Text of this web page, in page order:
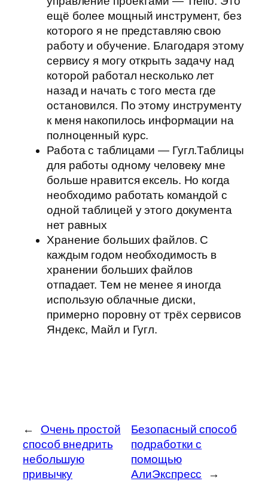
ещё более мощный инструмент, без
которого я не представляю свою
работу и обучение. Благодаря этому
сервису я могу открыть задачу над
которой работал несколько лет
назад и начать с того места где
остановился. По этому инструменту
к меня накопилось информации на
полноценный курс.
Работа с таблицами — Гугл.Таблицы
для работы одному человеку мне
больше нравится ексель. Но когда
необходимо работать командой с
одной таблицей у этого документа
нет равных
Хранение больших файлов. С
каждым годом необходимость в
хранении больших файлов
отпадает. Тем не менее я иногда
использую облачные диски,
примерно поровну от трёх сервисов
Яндекс, Майл и Гугл.
←
Очень простой
способ внедрить
небольшую
привычку
Безопасный способ
подработки с
помощью
АлиЭкспресс
→